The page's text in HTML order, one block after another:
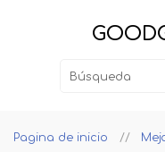
Pagina de inicio